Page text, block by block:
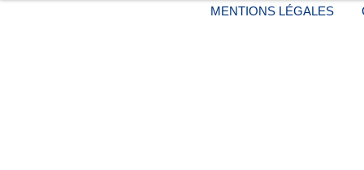
MENTIONS LÉGALES